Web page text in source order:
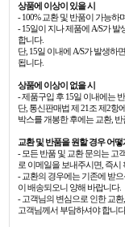
상품에 이상이 있을 시
- 100% 교환 및 반품이 가능하
- 15일이 지나 제품에 A/S가
합니다.
단, 15일 이내에 A/S가 발생하
됩니다.
상품에 이상이 없을 시
- 제품구입 후 15일 이내에는
단, 통신판매법 제 21조 제2항
박스를 개봉한 후에는 교환,
교환 및 반품을 원할 경우 어
- 모든 반품 및 교환 문의는 고
로 이메일을 보내주시면, 즉
- 교환의 경우에는 기존에 받
이 배송되오니 양해 바랍니다.
- 고객님의 변심으로 인한 교
고객님께서 부담하셔야 합니